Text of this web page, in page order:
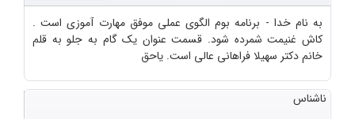
به نام خدا - برنامه بوم الگوی عملی موفق مهارت آموزی است .
کاش غنیمت شمرده شود. قسمت عنوان یک گام به جلو به قلم
خانم دکتر سهیلا فراهانی عالی است. یاحق
ناشناس